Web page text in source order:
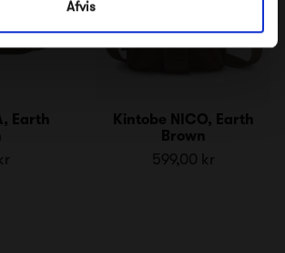
Afvis
Earth
Kintobe NICO, Earth
Brown
599,00 kr